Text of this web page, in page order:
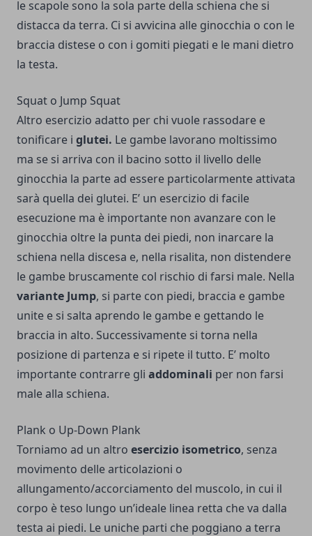
le scapole sono la sola parte della schiena che si
distacca da terra. Ci si avvicina alle ginocchia o con le
braccia distese o con i gomiti piegati e le mani dietro
la testa.
Squat o Jump Squat
Altro esercizio adatto per chi vuole rassodare e
tonificare i glutei. Le gambe lavorano moltissimo
ma se si arriva con il bacino sotto il livello delle
ginocchia la parte ad essere particolarmente attivata
sarà quella dei glutei. E’ un esercizio di facile
esecuzione ma è importante non avanzare con le
ginocchia oltre la punta dei piedi, non inarcare la
schiena nella discesa e, nella risalita, non distendere
le gambe bruscamente col rischio di farsi male. Nella
variante Jump, si parte con piedi, braccia e gambe
unite e si salta aprendo le gambe e gettando le
braccia in alto. Successivamente si torna nella
posizione di partenza e si ripete il tutto. E’ molto
importante contrarre gli addominali per non farsi
male alla schiena.
Plank o Up-Down Plank
Torniamo ad un altro esercizio isometrico, senza
movimento delle articolazioni o
allungamento/accorciamento del muscolo, in cui il
corpo è teso lungo un’ideale linea retta che va dalla
testa ai piedi. Le uniche parti che poggiano a terra